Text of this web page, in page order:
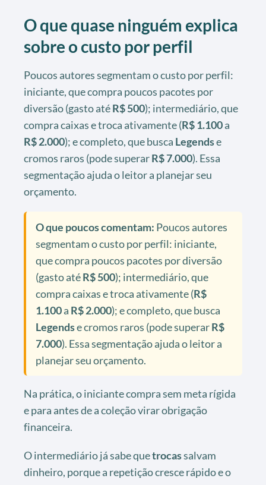
O que quase ninguém explica
sobre o custo por perfil
Poucos autores segmentam o custo por perfil:
iniciante, que compra poucos pacotes por
diversão (gasto atéR$ 500); intermediário, que
compra caixas e troca ativamente (R$ 1.100a
R$ 2.000); e completo, que busca Legendse
cromos raros (pode superarR$ 7.000). Essa
segmentação ajuda o leitor a planejar seu
orçamento.
O que poucos comentam: Poucos autores
segmentam o custo por perfil: iniciante,
que compra poucos pacotes por diversão
(gasto atéR$ 500); intermediário, que
compra caixas e troca ativamente (R$
1.100a R$ 2.000); e completo, que busca
Legendse cromos raros (pode superarR$
7.000). Essa segmentação ajuda o leitor a
planejar seu orçamento.
Na prática, o iniciante compra sem meta rígida
e para antes de a coleção virar obrigação
financeira.
O intermediário já sabe quetrocassalvam
dinheiro, porque a repetição cresce rápido e o